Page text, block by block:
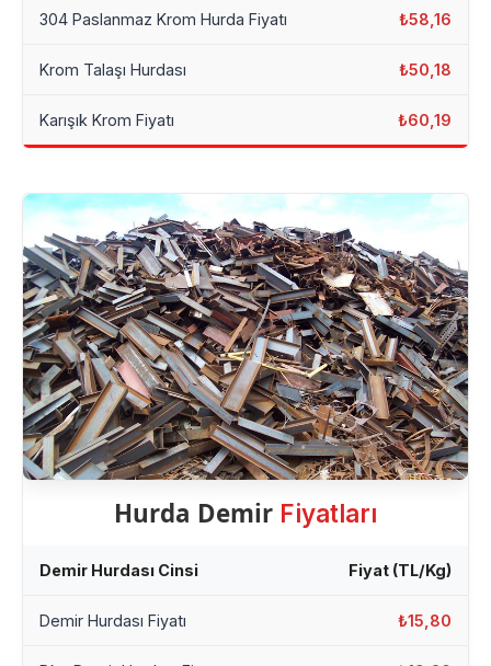
304 Paslanmaz Krom Hurda Fiyatı ₺58,16
Krom Talaşı Hurdası ₺50,18
Karışık Krom Fiyatı ₺60,19
Hurda Demir Fiyatları
Demir Hurdası Cinsi Fiyat (TL/Kg)
Demir Hurdası Fiyatı ₺15,80